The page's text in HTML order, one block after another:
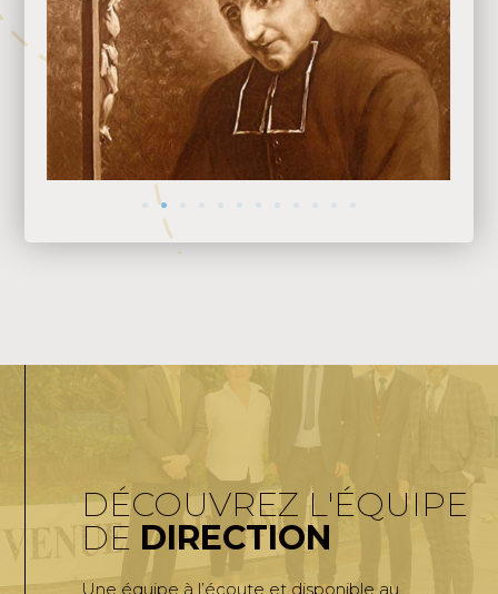
DÉCOUVREZ L'ÉQUIPE
DE DIRECTION
Une équipe à l’écoute et disponible au